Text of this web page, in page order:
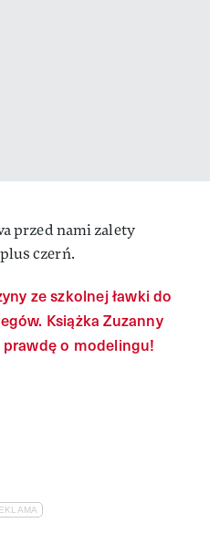
przed nami zalety
czerń.
ze szkolnej ławki do
Książka Zuzanny
o modelingu!